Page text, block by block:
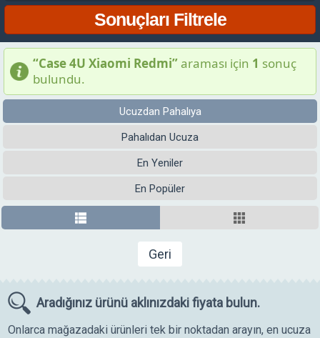
“Case 4U Xiaomi Redmi”araması için 1 sonuç
bulundu.
Ucuzdan Pahalıya
Pahalıdan Ucuza
En Yeniler
En Popüler
Geri
Aradığınız ürünü aklınızdaki fiyata bulun.
Onlarca mağazadaki ürünleri tek bir noktadan arayın, en ucuza